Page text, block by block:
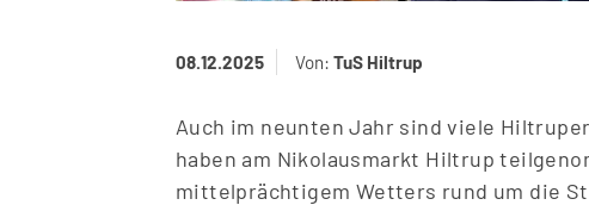
08.12.2025 Von: TuS Hiltrup
Auch im neunten Jahr sind viele
haben am Nikolausmarkt Hiltrup
mittelprächtigem Wetters rund um die